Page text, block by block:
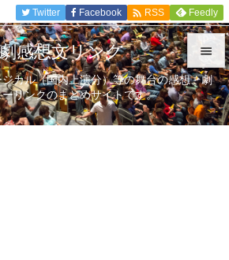


メニュ

Twitter Facebook  RSS Feedly
感想文リンク
カル（国内上演分）等の舞台の感想、劇
リンクのまとめサイトです。